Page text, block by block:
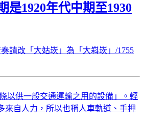
1920年代中期至1930
請改「大姑崁」為「大嵙崁」/1755
以供一般交通運輸之用的設備」。輕
來自人力，所以也稱人車軌道、手押